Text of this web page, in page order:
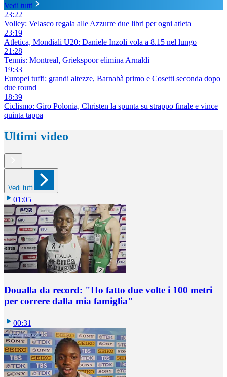
Vedi tutti
23:22
Volley: Velasco regala alle Azzurre due libri per ogni atleta
23:19
Atletica, Mondiali U20: Daniele Inzoli vola a 8.15 nel lungo
21:28
Tennis: Montreal, Griekspoor elimina Arnaldi
19:33
Europei tuffi: grandi altezze, Barnabà primo e Cosetti seconda dopo
due round
18:39
Ciclismo: Giro Polonia, Christen la spunta su strappo finale e vince
quinta tappa
Ultimi video
Vedi tutti
01:05
Doualla da record: "Ho fatto due volte i 100 metri
per correre dalla mia famiglia"
00:31